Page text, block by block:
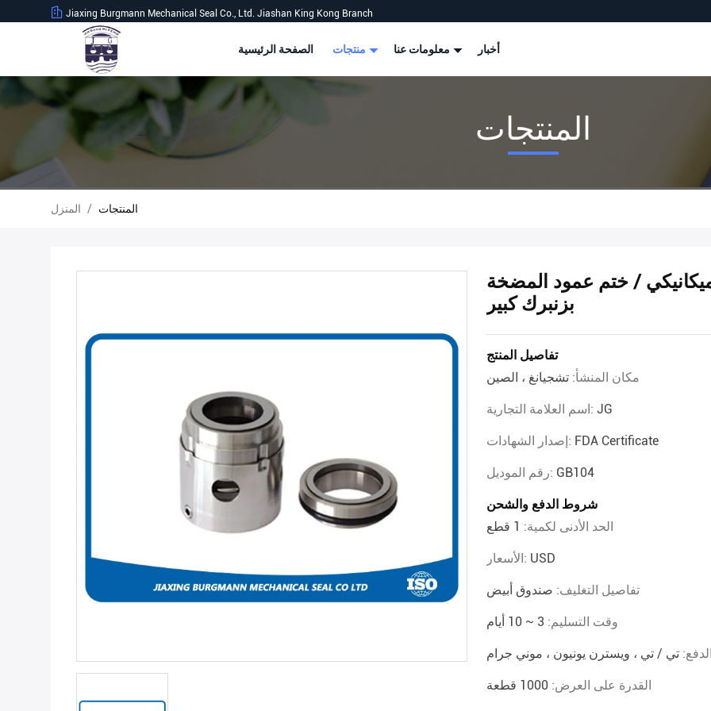
Jiaxing Burgmann Mechanical Seal Co., Ltd. Jiashan King Kong Branch
الصفحة الرئيسية أخبار
المنتجات
المنزل / المنتجات
/ ختم عمود المضخة
بزنبرك كبير
تفاصيل المنتج
مكان المنشأ: تشجيانغ ، الصين
اسم العلامة التجارية: JG
إصدار الشهادات: FDA Certificate
رقم الموديل: GB104
شروط الدفع والشحن
الحد الأدنى لكمية: 1 قطع
الأسعار: USD
تفاصيل التغليف: صندوق أبيض
وقت التسليم: 3 ~ 10 أيام
تي / تي ، ويسترن يونيون ، موني جرام
القدرة على العرض: 1000 قطعة